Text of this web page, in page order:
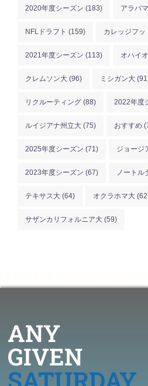
2020年度シーズン (183) アラバ
NFLドラフト (159) カレッジフッ
2021年度シーズン (113) オハイ
クレムソン大 (96) ミシガン大
リクルーティング (88) 2022年度
ルイジアナ州立大 (75) おすすめ
2025年度シーズン (71) ジョージ
2023年度シーズン (67) ノートル
テキサス大 (64) オクラホマ大
サザンカリフォルニア大 (59)
ANY
GIVEN